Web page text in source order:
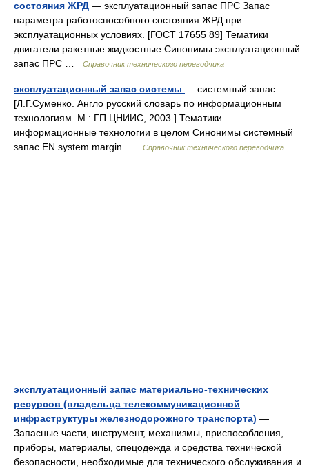
состояния ЖРД — эксплуатационный запас ПРС Запас
параметра работоспособного состояния ЖРД при
эксплуатационных условиях. [ГОСТ 17655 89] Тематики
двигатели ракетные жидкостные Синонимы эксплуатационный
запас ПРС …
Справочник технического переводчика
эксплуатационный запас системы — системный запас —
[Л.Г.Суменко. Англо русский словарь по информационным
технологиям. М.: ГП ЦНИИС, 2003.] Тематики
информационные технологии в целом Синонимы системный
запас EN system margin …
Справочник технического переводчика
эксплуатационный запас материально-технических
ресурсов (владельца телекоммуникационной
инфраструктуры железнодорожного транспорта) —
Запасные части, инструмент, механизмы, приспособления,
приборы, материалы, спецодежда и средства технической
безопасности, необходимые для технического обслуживания и